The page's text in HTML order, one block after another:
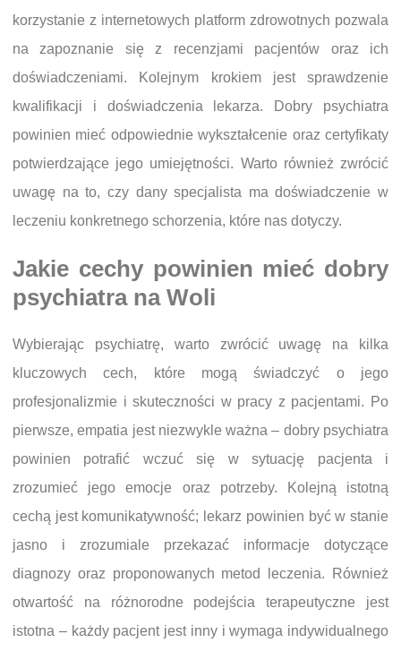
korzystanie z internetowych platform zdrowotnych pozwala
na zapoznanie się z recenzjami pacjentów oraz ich
doświadczeniami. Kolejnym krokiem jest sprawdzenie
kwalifikacji i doświadczenia lekarza. Dobry psychiatra
powinien mieć odpowiednie wykształcenie oraz certyfikaty
potwierdzające jego umiejętności. Warto również zwrócić
uwagę na to, czy dany specjalista ma doświadczenie w
leczeniu konkretnego schorzenia, które nas dotyczy.
Jakie cechy powinien mieć dobry
psychiatra na Woli
Wybierając psychiatrę, warto zwrócić uwagę na kilka
kluczowych cech, które mogą świadczyć o jego
profesjonalizmie i skuteczności w pracy z pacjentami. Po
pierwsze, empatia jest niezwykle ważna – dobry psychiatra
powinien potrafić wczuć się w sytuację pacjenta i
zrozumieć jego emocje oraz potrzeby. Kolejną istotną
cechą jest komunikatywność; lekarz powinien być w stanie
jasno i zrozumiale przekazać informacje dotyczące
diagnozy oraz proponowanych metod leczenia. Również
otwartość na różnorodne podejścia terapeutyczne jest
istotna – każdy pacjent jest inny i wymaga indywidualnego